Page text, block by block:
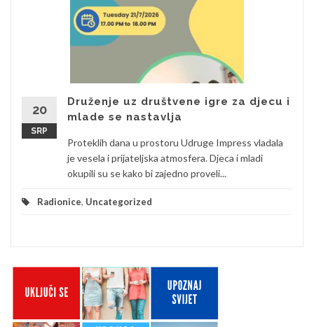
20
SRP
Druženje uz društvene igre za djecu i
mlade se nastavlja
Proteklih dana u prostoru Udruge Impress vladala
je vesela i prijateljska atmosfera. Djeca i mladi
okupili su se kako bi zajedno proveli...
Radionice, Uncategorized